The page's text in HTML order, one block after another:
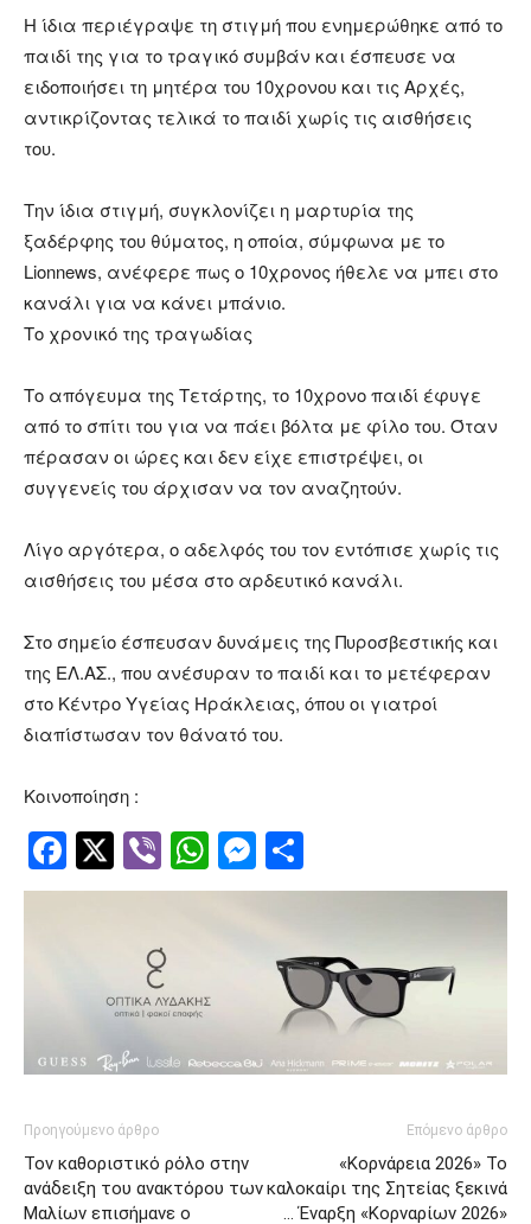
Η ίδια περιέγραψε τη στιγμή που ενημερώθηκε από το
παιδί της για το τραγικό συμβάν και έσπευσε να
ειδοποιήσει τη μητέρα του 10χρονου και τις Αρχές,
αντικρίζοντας τελικά το παιδί χωρίς τις αισθήσεις
του.
Την ίδια στιγμή, συγκλονίζει η μαρτυρία της
ξαδέρφης του θύματος, η οποία, σύμφωνα με το
Lionnews, ανέφερε πως ο 10χρονος ήθελε να μπει στο
κανάλι για να κάνει μπάνιο.
Το χρονικό της τραγωδίας
Το απόγευμα της Τετάρτης, το 10χρονο παιδί έφυγε
από το σπίτι του για να πάει βόλτα με φίλο του. Όταν
πέρασαν οι ώρες και δεν είχε επιστρέψει, οι
συγγενείς του άρχισαν να τον αναζητούν.
Λίγο αργότερα, ο αδελφός του τον εντόπισε χωρίς τις
αισθήσεις του μέσα στο αρδευτικό κανάλι.
Στο σημείο έσπευσαν δυνάμεις της Πυροσβεστικής και
της ΕΛ.ΑΣ., που ανέσυραν το παιδί και το μετέφεραν
στο Κέντρο Υγείας Ηράκλειας, όπου οι γιατροί
διαπίστωσαν τον θάνατό του.
Κοινοποίηση :
Facebook
Twitter
ViberWhatsApp
Messenger
Προηγούμενο άρθρο
Τον καθοριστικό ρόλο στην
ανάδειξη του ανακτόρου των
Μαλίων επισήμανε ο
Επόμενο άρθρο
«Κορνάρεια 2026» Το
καλοκαίρι της Σητείας ξεκινά
… Έναρξη «Κορναρίων 2026»